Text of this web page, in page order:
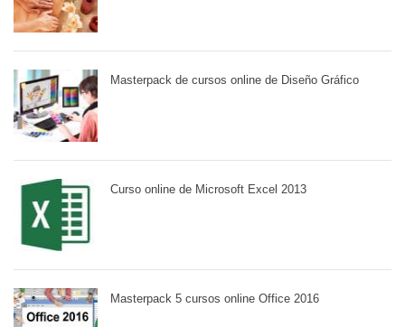
Masterpack de cursos online de Diseño Gráfico
Curso online de Microsoft Excel 2013
Masterpack 5 cursos online Office 2016